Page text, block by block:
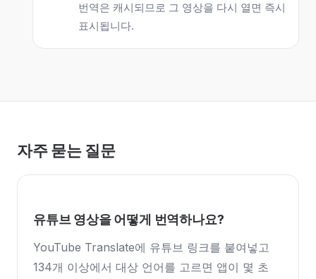
번역은 캐시되므로 그 영상을 다시 열면 즉시
표시됩니다.
자주 묻는 질문
유튜브 영상을 어떻게 번역하나요?
YouTube Translate에 유튜브 링크를 붙여넣고
134개 이상에서 대상 언어를 고르면 앱이 몇 초